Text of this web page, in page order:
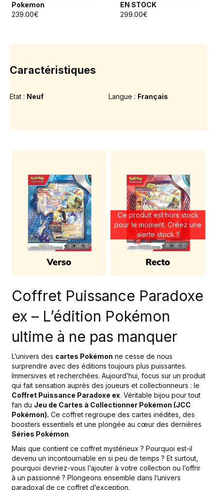
Pokemon
239.00€
EN STOCK
299.00€
Caractéristiques
Etat : Neuf Langue : Français
Ce produit est hors stock
pour le moment. Créez une
alerte stock !!
Coffret Puissance Paradoxe
ex – L’édition Pokémon
ultime à ne pas manquer
L’univers des cartes Pokémon ne cesse de nous
surprendre avec des éditions toujours plus puissantes.
Immersives et recherchées. Aujourd’hui, focus sur un produit
qui fait sensation auprès des joueurs et collectionneurs : le
Coffret Puissance Paradoxe ex. Véritable bijou pour tout
fan du Jeu de Cartes à Collectionner Pokémon (JCC
Pokémon). Ce coffret regroupe des cartes inédites, des
boosters essentiels et une plongée au cœur des dernières
Séries Pokémon.
Mais que contient ce coffret mystérieux ? Pourquoi est-il
devenu un incontournable en si peu de temps ? Et surtout,
pourquoi devriez-vous l’ajouter à votre collection ou l’offrir
à un passionné ? Plongeons ensemble dans l’univers
paradoxal de ce coffret d’exception.